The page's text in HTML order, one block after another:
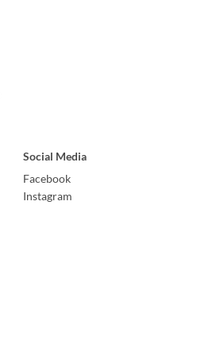
Social Media
Facebook
Instagram